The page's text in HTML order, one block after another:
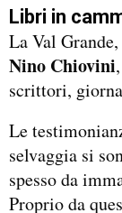
Libri in
La Val
Nino Chiovini
scrittori,
Le
selvaggia si
spesso da
Proprio da